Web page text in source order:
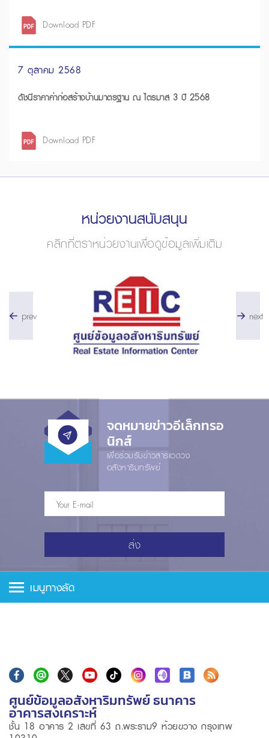
Download PDF
7 ตุลาคม 2568
ดัชนีราคาค่าก่อสร้างบ้านมาตรฐาน ณ ไตรมาส 3 ปี 2568
Download PDF
หน่วยงานสนับสนุน
คลิกที่ตราหน่วยงานเพื่อดูข้อมูลเพิ่มเติม
prev next
จดหมายข่าวอีเล็กทรอ
นิกส์
เพื่อร่วมรับข่าวสารแวดวง
อสังหาริมทรัพย์
ส่ง
เมนูทางลัด
ศูนย์ข้อมูลอสังหาริมทรัพย์ ธนาคาร
อาคารสงเคราะห์
ชั้น 18 อาคาร 2 เลขที่ 63 ถ.พระราม9 ห้วยขวาง กรุงเทพ